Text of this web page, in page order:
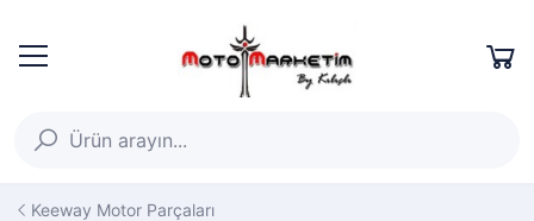
Keeway Motor Parçaları